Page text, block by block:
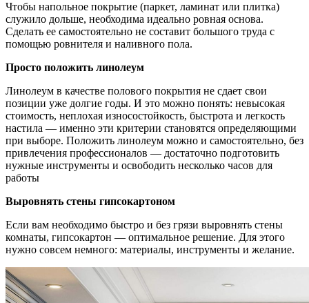
Чтобы напольное покрытие (паркет, ламинат или плитка)
служило дольше, необходима идеально ровная основа.
Сделать ее самостоятельно не составит большого труда с
помощью ровнителя и наливного пола.
Просто положить линолеум
Линолеум в качестве полового покрытия не сдает свои
позиции уже долгие годы. И это можно понять: невысокая
стоимость, неплохая износостойкость, быстрота и легкость
настила — именно эти критерии становятся определяющими
при выборе. Положить линолеум можно и самостоятельно, без
привлечения профессионалов — достаточно подготовить
нужные инструменты и освободить несколько часов для
работы
Выровнять стены гипсокартоном
Если вам необходимо быстро и без грязи выровнять стены
комнаты, гипсокартон — оптимальное решение. Для этого
нужно совсем немного: материалы, инструменты и желание.